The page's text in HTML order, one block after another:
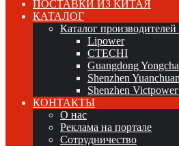
ПОСТАВКИ ИЗ КИТАЯ
КАТАЛОГ
Каталог
Lipower
CTECHI
Guangdong
Shenzhen
Shenzhen
КОНТАКТЫ
О нас
Реклама на портале
Сотрудничество